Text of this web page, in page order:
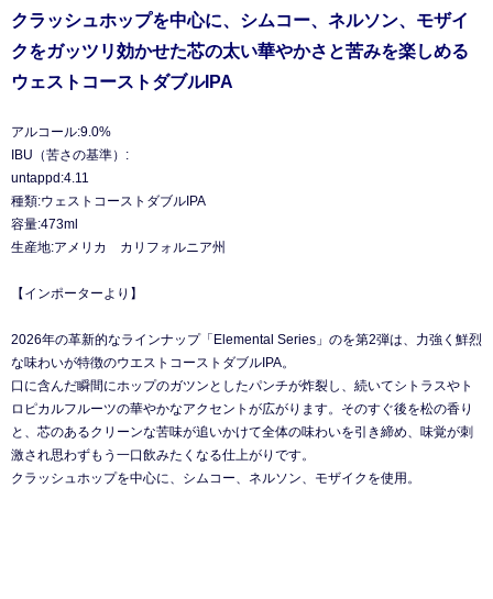
クラッシュホップを中心に、シムコー、ネルソン、モザイ
クをガッツリ効かせた芯の太い華やかさと苦みを楽しめる
ウェストコーストダブルIPA
アルコール:9.0%
IBU（苦さの基準）:
untappd:4.11
種類:ウェストコーストダブルIPA
容量:473ml
生産地:アメリカ カリフォルニア州
【インポーターより】
2026年の革新的なラインナップ「Elemental Series」のを第2弾は、力強く鮮烈
な味わいが特徴のウエストコーストダブルIPA。
口に含んだ瞬間にホップのガツンとしたパンチが炸裂し、続いてシトラスやト
ロピカルフルーツの華やかなアクセントが広がります。そのすぐ後を松の香り
と、芯のあるクリーンな苦味が追いかけて全体の味わいを引き締め、味覚が刺
激され思わずもう一口飲みたくなる仕上がりです。
クラッシュホップを中心に、シムコー、ネルソン、モザイクを使用。